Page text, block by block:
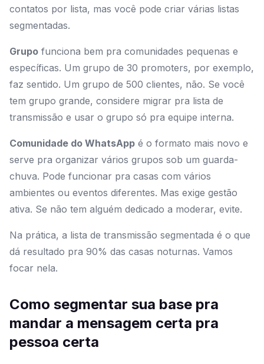
contatos por lista, mas você pode criar várias listas
segmentadas.
Grupo funciona bem pra comunidades pequenas e
específicas. Um grupo de 30 promoters, por exemplo,
faz sentido. Um grupo de 500 clientes, não. Se você
tem grupo grande, considere migrar pra lista de
transmissão e usar o grupo só pra equipe interna.
Comunidade do WhatsApp é o formato mais novo e
serve pra organizar vários grupos sob um guarda-
chuva. Pode funcionar pra casas com vários
ambientes ou eventos diferentes. Mas exige gestão
ativa. Se não tem alguém dedicado a moderar, evite.
Na prática, a lista de transmissão segmentada é o que
dá resultado pra 90% das casas noturnas. Vamos
focar nela.
Como segmentar sua base pra
mandar a mensagem certa pra
pessoa certa